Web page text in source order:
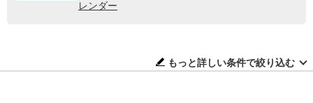
レンダー
もっと詳しい条件で絞り込む